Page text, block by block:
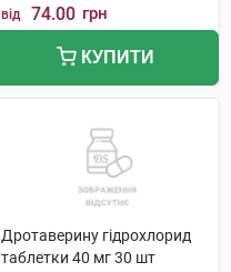
від 74.00 грн
КУПИТИ
Дротаверину гідрохлорид
таблетки 40 мг 30 шт